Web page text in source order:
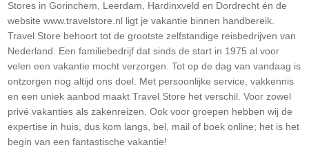
Stores in Gorinchem, Leerdam, Hardinxveld en Dordrecht én de
website www.travelstore.nl ligt je vakantie binnen handbereik.
Travel Store behoort tot de grootste zelfstandige reisbedrijven van
Nederland. Een familiebedrijf dat sinds de start in 1975 al voor
velen een vakantie mocht verzorgen. Tot op de dag van vandaag is
ontzorgen nog altijd ons doel. Met persoonlijke service, vakkennis
en een uniek aanbod maakt Travel Store het verschil. Voor zowel
privé vakanties als zakenreizen. Ook voor groepen hebben wij de
expertise in huis, dus kom langs, bel, mail of boek online; het is het
begin van een fantastische vakantie!